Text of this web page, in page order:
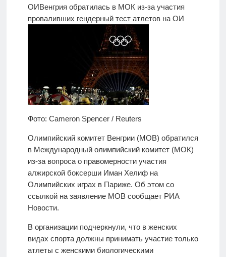
Версия для
ОИ Венгрия обратилась в МОК из-за участия
проваливших гендерный тест атлетов на ОИ
Фото: Cameron Spencer / Reuters
Олимпийский комитет Венгрии (MOB) обратился
в Международный олимпийский комитет (МОК)
из-за вопроса о правомерности участия
алжирской боксерши Иман Хелиф на
Олимпийских играх в Париже. Об этом со
ссылкой на заявление МОВ сообщает РИА
Новости.
В организации подчеркнули, что в женских
видах спорта должны принимать участие только
атлеты с женскими биологическими